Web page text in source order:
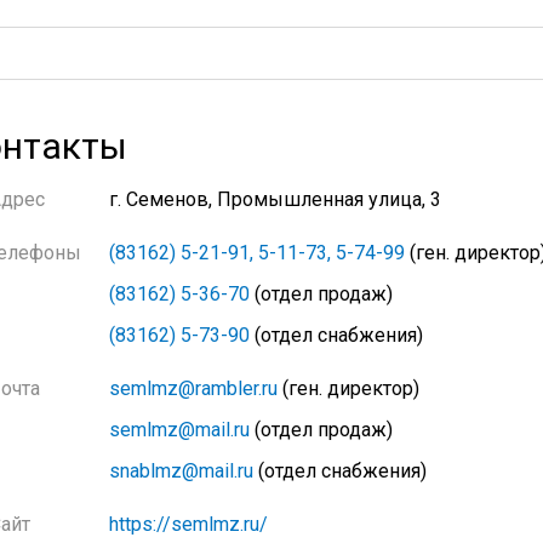
г. Семенов, Промышленная улица, 3
(83162) 5-21-91, 5-11-73, 5-74-99 (ген.
(83162) 5-36-70 (отдел продаж)
(83162) 5-73-90 (отдел снабжения)
semlmz@rambler.ru (ген. директор)
semlmz@mail.ru (отдел продаж)
snablmz@mail.ru (отдел снабжения)
https://semlmz.ru/